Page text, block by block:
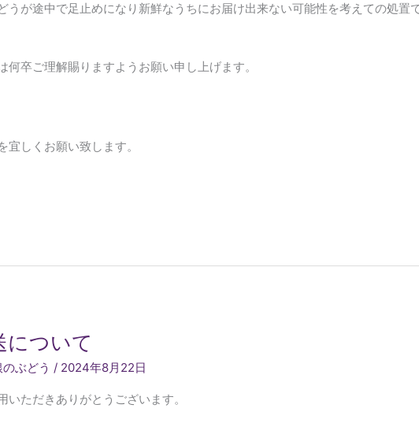
うが途中で足止めになり新鮮なうちにお届け出来ない可能性を考えての処置
何卒ご理解賜りますようお願い申し上げます。
宜しくお願い致します。
について
ぶどう / 2024年8月22日
いただきありがとうございます。